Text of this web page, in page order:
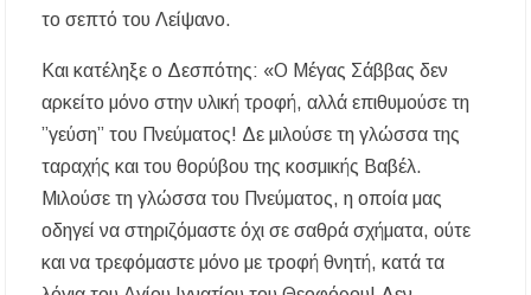
το σεπτό του Λείψανο.
Και κατέληξε ο Δεσπότης: «Ο Μέγας Σάββας δεν
αρκείτο μόνο στην υλική τροφή, αλλά επιθυμούσε τη
”γεύση” του Πνεύματος! Δε μιλούσε τη γλώσσα της
ταραχής και του θορύβου της κοσμικής Βαβέλ.
Μιλούσε τη γλώσσα του Πνεύματος, η οποία μας
οδηγεί να στηριζόμαστε όχι σε σαθρά σχήματα, ούτε
και να τρεφόμαστε μόνο με τροφή θνητή, κατά τα